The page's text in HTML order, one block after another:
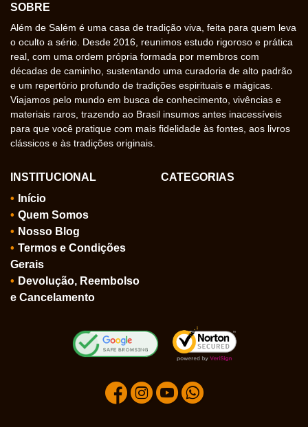
SOBRE
Além de Salém é uma casa de tradição viva, feita para quem leva
o oculto a sério. Desde 2016, reunimos estudo rigoroso e prática
real, com uma ordem própria formada por membros com
décadas de caminho, sustentando uma curadoria de alto padrão
e um repertório profundo de tradições espirituais e mágicas.
Viajamos pelo mundo em busca de conhecimento, vivências e
materiais raros, trazendo ao Brasil insumos antes inacessíveis
para que você pratique com mais fidelidade às fontes, aos livros
clássicos e às tradições originais.
INSTITUCIONAL
Início
Quem Somos
Nosso Blog
Termos e Condições
Gerais
Devolução, Reembolso
e Cancelamento
CATEGORIAS